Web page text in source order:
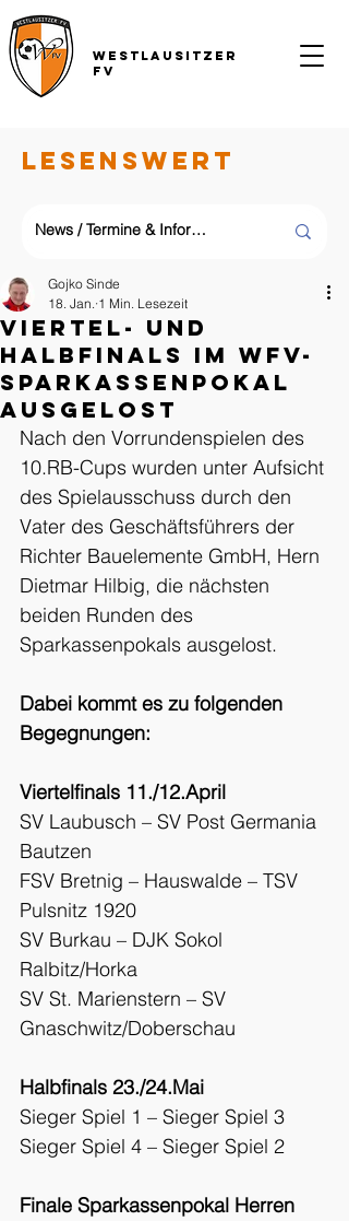
Westlausitzer
FV
LESENSWERT
Viertel- und
Halbfinals im WFV-
Sparkassenpokal
ausgelost
Gojko Sinde
18. Jan. 1 Min. Lesezeit
Nach den Vorrundenspielen des
10.RB-Cups wurden unter Aufsicht
des Spielausschuss durch den
Vater des Geschäftsführers der
Richter Bauelemente GmbH, Hern
Dietmar Hilbig, die nächsten
beiden Runden des
Sparkassenpokals ausgelost.
Dabei kommt es zu folgenden
Begegnungen:
Viertelfinals 11./12.April
SV Laubusch – SV Post Germania
Bautzen
FSV Bretnig – Hauswalde – TSV
Pulsnitz 1920
SV Burkau – DJK Sokol
Ralbitz/Horka
SV St. Marienstern – SV
Gnaschwitz/Doberschau
Halbfinals 23./24.Mai
Sieger Spiel 1 – Sieger Spiel 3
Sieger Spiel 4 – Sieger Spiel 2
Finale Sparkassenpokal Herren